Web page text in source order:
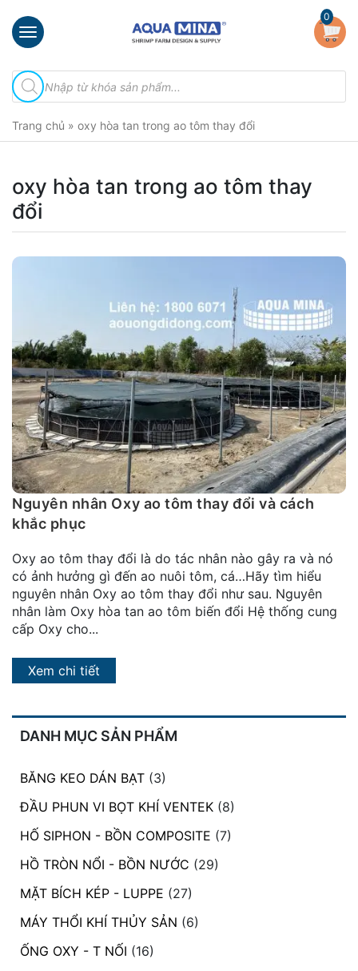
×
chủ
thiệu
Đầu
Bọt
dẫn
lắp
đặt
Quy
định
Blog
chia
sẻ
Liên
0
Tìm
kiếm
sản
Trang chủ » oxy hòa tan trong ao tôm thay đổi
DANH MỤC SẢN PHẨM
BĂNG KEO DÁN BẠT (3)
ĐẦU PHUN VI BỌT KHÍ VENTEK (8)
HỐ SIPHON - BỒN COMPOSITE (7)
HỒ TRÒN NỔI - BỒN NƯỚC (29)
MẶT BÍCH KÉP - LUPPE (27)
MÁY THỔI KHÍ THỦY SẢN (6)
ỐNG OXY - T NỐI (16)
oxy hòa tan trong ao tôm thay
đổi
Nguyên nhân Oxy ao tôm thay đổi và cách
khắc phục
Oxy ao tôm thay đổi là do tác nhân nào gây ra và nó
có ảnh hưởng gì đến ao nuôi tôm, cá…Hãy tìm hiểu
nguyên nhân Oxy ao tôm thay đổi như sau. Nguyên
nhân làm Oxy hòa tan ao tôm biến đổi Hệ thống cung
cấp Oxy cho...
Xem chi tiết